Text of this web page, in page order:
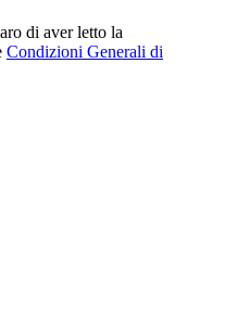
di aver letto la
Condizioni Generali di